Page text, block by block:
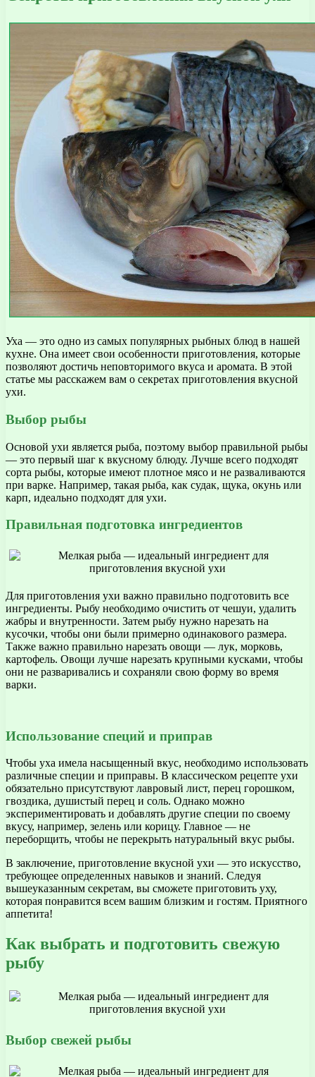
Уха — это одно из самых популярных рыбных блюд в нашей
кухне. Она имеет свои особенности приготовления, которые
позволяют достичь неповторимого вкуса и аромата. В этой
статье мы расскажем вам о секретах приготовления вкусной
ухи.
Выбор рыбы
Основой ухи является рыба, поэтому выбор правильной рыбы
— это первый шаг к вкусному блюду. Лучше всего подходят
сорта рыбы, которые имеют плотное мясо и не разваливаются
при варке. Например, такая рыба, как судак, щука, окунь или
карп, идеально подходят для ухи.
Правильная подготовка ингредиентов
Для приготовления ухи важно правильно подготовить все
ингредиенты. Рыбу необходимо очистить от чешуи, удалить
жабры и внутренности. Затем рыбу нужно нарезать на
кусочки, чтобы они были примерно одинакового размера.
Также важно правильно нарезать овощи — лук, морковь,
картофель. Овощи лучше нарезать крупными кусками, чтобы
они не разваривались и сохраняли свою форму во время
варки.
Использование специй и приправ
Чтобы уха имела насыщенный вкус, необходимо использовать
различные специи и приправы. В классическом рецепте ухи
обязательно присутствуют лавровый лист, перец горошком,
гвоздика, душистый перец и соль. Однако можно
экспериментировать и добавлять другие специи по своему
вкусу, например, зелень или корицу. Главное — не
переборщить, чтобы не перекрыть натуральный вкус рыбы.
В заключение, приготовление вкусной ухи — это искусство,
требующее определенных навыков и знаний. Следуя
вышеуказанным секретам, вы сможете приготовить уху,
которая понравится всем вашим близким и гостям. Приятного
аппетита!
Как выбрать и подготовить свежую
рыбу
Выбор свежей рыбы